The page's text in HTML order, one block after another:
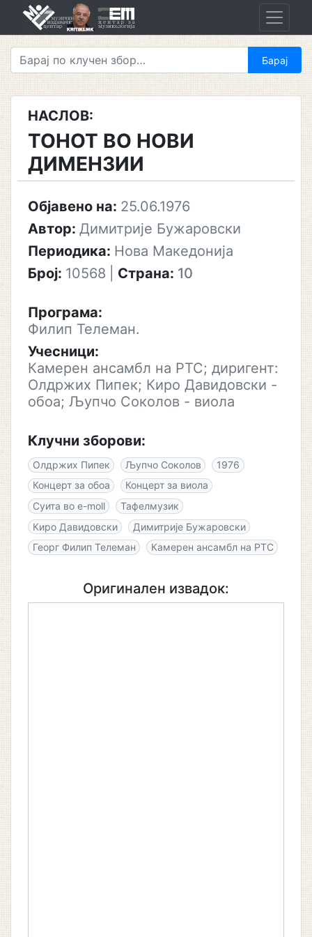
НАСЛОВ:
ТОНОТ ВО НОВИ
ДИМЕНЗИИ
Објавено на: 25.06.1976
Автор: Димитрије Бужаровски
Периодика: Нова Македонија
Број: 10568 Страна: 10
Програма:
Филип Телеман.
Учесници:
Камерен ансамбл на РТС; диригент:
Олдржих Пипек; Киро Давидовски -
обоа; Љупчо Соколов - виола
Клучни зборови:
Олдржих Пипек Љупчо Соколов
1976
Концерт за обоа
Концерт за виола
Суита во e-moll
Тафелмузик
Киро Давидовски
Димитрије Бужаровски
Георг Филип Телеман
Камерен ансамбл на РТС
Оригинален извадок: